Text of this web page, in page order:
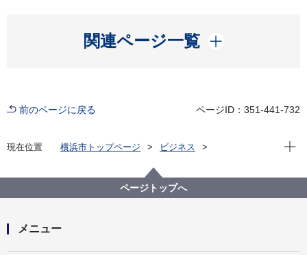
関連ページ一覧
開く
前のページに戻る ページID：351-441-732
現在位置 横浜市トップページ
ビジネス
公共建築写真集
平成29年度 完成施設
秋葉小学校（増築棟）
現在
ページトップへ
メニュー